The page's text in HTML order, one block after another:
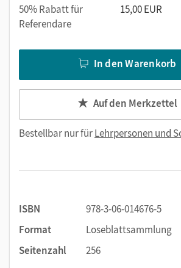
50% Rabatt für
Referendare
15,00 EUR
In den Warenkorb
Auf den Merkzettel
Bestellbar nur fürLehrpersonen und
ISBN
978-3-06-014676-5
Format
Loseblattsammlung
Seitenzahl
256